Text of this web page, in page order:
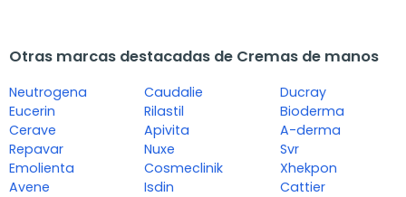
Otras marcas destacadas de Cremas de manos
Neutrogena
Eucerin
Cerave
Repavar
Emolienta
Avene
Caudalie
Rilastil
Apivita
Nuxe
Cosmeclinik
Isdin
Ducray
Bioderma
A-derma
Svr
Xhekpon
Cattier